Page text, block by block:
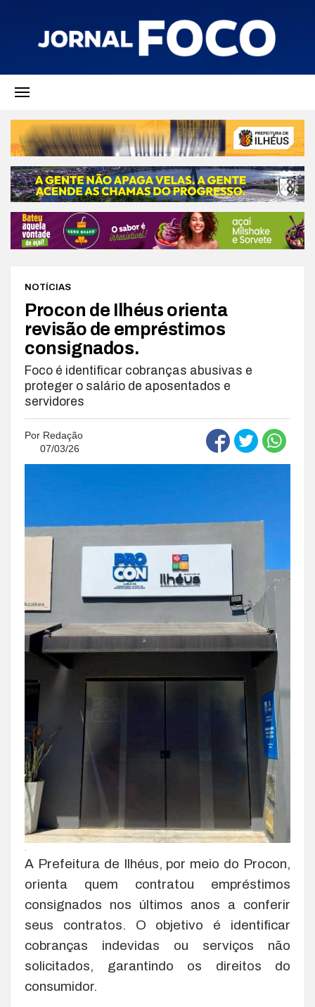
NOTÍCIAS
Procon de Ilhéus orienta
revisão de empréstimos
consignados.
Foco é identificar cobranças abusivas e
proteger o salário de aposentados e
servidores
Por Redação
07/03/26
A Prefeitura de Ilhéus, por meio do Procon,
orienta quem contratou empréstimos
consignados nos últimos anos a conferir
seus contratos. O objetivo é identificar
cobranças indevidas ou serviços não
solicitados, garantindo os direitos do
consumidor.